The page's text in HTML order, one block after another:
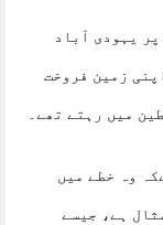
صرف 2 فیصد علاقے پر یہودی آباد
زمین فروخت
وہ خطے میں
ہے، جیسے